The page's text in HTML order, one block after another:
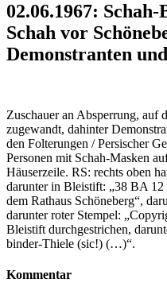
02.06.1967:
Schah vor
Demonstranten
Zuschauer an Absperrung, auf
zugewandt, dahinter
den Folterungen / Persischer
Personen mit Schah-Masken
Häuserzeile. RS: rechts oben
darunter in Bleistift: „38 BA
dem Rathaus Schöneberg“,
darunter roter Stempel:
Bleistift durchgestrichen,
binder-Thiele (sic!) (…)“.
Kommentar